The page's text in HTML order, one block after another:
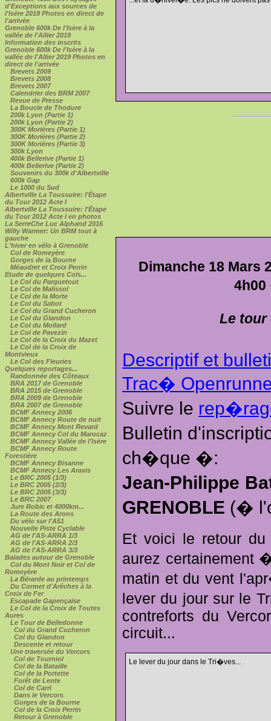
d'Exceptions aux sources de
l'Isère 2019 Photos en direct de
l'arrivée
Grenoble 600k De l'Isère à la
vallée de l'Allier 2019
Information des inscrits
Grenoble 600k De l'Isère à la
vallée de l'Allier 2019 Photos en
direct de l'arrivée
Brevets 2009
Brevets 2008
Brevets 2007
Calendrier des BRM 2007
Revue de Presse
La Boucle de Thodure
200k Lyon (Partie 1)
200k Lyon (Partie 2)
300K Morières (Partie 1)
300K Morières (Partie 2)
300K Morières (Partie 3)
300k Lyon
400k Bellerive (Partie 1)
400k Bellerive (Partie 2)
Souvenirs du 300k d'Albertville
600k Gap
Le 1000 du Sud
Albertville La Toussuire: l'Étape
du Tour 2012 Acte I
Albertville La Toussuire: l'Étape
du Tour 2012 Acte I en photos
La SerreChe Luc Alphand 2016
Willy Warmer: Un BRM tout à
gauche
L'hiver en vélo à Grenoble
Col de Romeyère
Gorges de la Bourne
Méaudret et Croix Perrin
Etude de quelques Cols...
Le Col du Parquetout
Le Col de Malissol
Le Col de la Morte
Le Col du Sabot
Le Col du Grand Cucheron
Le Col du Glandon
Le Col du Mollard
Le Col de Pavezin
Le Col de la Croix du Mazet
Le Col de la Croix de
Montvieux
Le Col des Fleuries
Quelques reportages...
Randonnée des Côteaux
BRA 2017 de Grenoble
BRA 2015 de Grenoble
BRA 2009 de Grenoble
BRA 2007 de Grenoble
BCMF Annecy 2006
BCMF Annecy Route de nuit
BCMF Annecy Mont Revard
BCMF Annecy Col du Marocaz
BCMF Annecy Vallée de l'Isère
BCMF Annecy Route
Forestière
BCMF Annecy Bisanne
BCMF Annecy Les Aravis
Le BRC 2005 (1/3)
Le BRC 2005 (2/3)
Le BRC 2005 (3/3)
Le BRC 2007
Jure Robic et 4000km...
La Route des Arons
Du vélo sur l'A51
Nouvelle Piste Cyclable
AG de l'AS-ARRA 1/3
AG de l'AS-ARRA 2/3
AG de l'AS-ARRA 3/3
Balades autour de Grenoble
Col du Mont Noir et Col de
Romeyère
La Bérarde au printemps
Du Cormet d'Arêches à la
Croix de Fer
Escapade Gapençaise
Le Col de la Croix de Toutes
Aures
Le Tour de Belledonne
Col du Grand Cucheron
Col du Glandon
Descente et retour
Une traversée du Vercors
Col de Tourniol
Col de la Bataille
Col de la Portette
Forêt de Lente
Col de Carri
Dans le Vercors
Gorges de la Bourne
Col de la Croix Perrin
Retour à Grenoble
Dimanche 18 Mars
Le tour
Descriptif et
Trac�
Suivre le
Bulletin
ch�que �:
Jean-Philippe
GRENOBLE (�
Et voici le retour
aurez certainement
matin et du vent
lever du jour sur le
contreforts du
circuit...
Le lever du jour dans le Tri�ves...